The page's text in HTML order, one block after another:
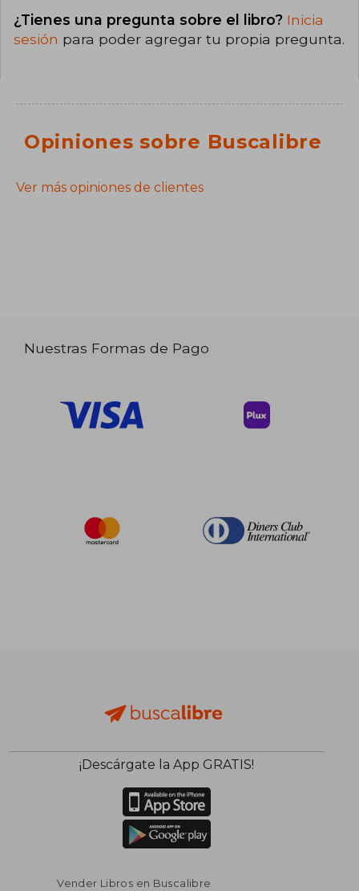
¿Tienes una pregunta sobre el libro? Inicia
sesión para poder agregar tu propia pregunta.
Opiniones sobre Buscalibre
Ver más opiniones de clientes
Nuestras Formas de Pago
¡Descárgate la App GRATIS!
Vender Libros en Buscalibre